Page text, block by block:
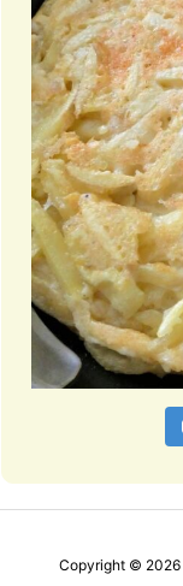
Copyright © 2026